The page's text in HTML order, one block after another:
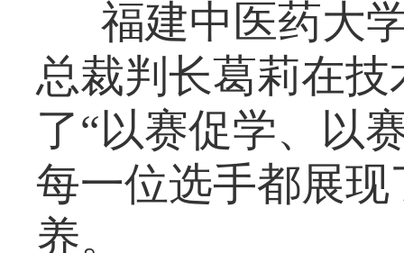
福建中医药大
总裁判长葛莉在
了“以赛促学、以
每一位选手都展
养。